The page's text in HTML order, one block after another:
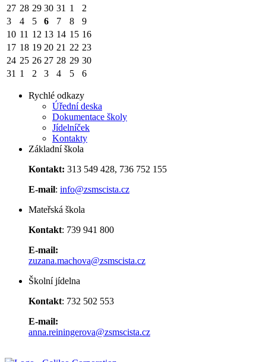
27 28 29 30 31 1
2
3
4 5 6 7 8
9
10 11 12 13 14 15 16
17 18 19 20 21 22 23
24 25 26 27 28 29 30
31 1 2 3 4 5 6
Rychlé odkazy
Úřední deska
Dokumentace školy
Jídelníček
Kontakty
Základní škola
Kontakt: 313 549 428, 736 752 155
E-mail: info@zsmscista.cz
Mateřská škola
Kontakt: 739 941 800
E-mail:
zuzana.machova@zsmscista.cz
Školní jídelna
Kontakt: 732 502 553
E-mail:
anna.reiningerova@zsmscista.cz